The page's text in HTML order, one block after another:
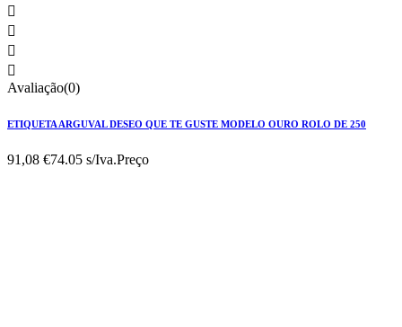




Avaliação(0)
ETIQUETA ARGUVAL DESEO QUE TE GUSTE MODELO OURO ROLO DE 250
91,08 €74.05 s/Iva.Preço